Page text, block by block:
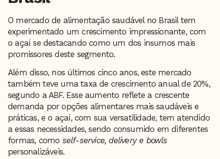
O mercado de alimentação saudável no Brasil tem
experimentado um crescimento impressionante, com
o açaí se destacando como um dos insumos mais
promissores deste segmento.
Além disso, nos últimos cinco anos, este mercado
também teve uma taxa de crescimento anual de 20%,
segundo a ABF. Esse aumento reflete a crescente
demanda por opções alimentares mais saudáveis e
práticas, e o açaí, com sua versatilidade, tem atendido
a essas necessidades, sendo consumido em diferentes
formas, como self-service, delivery e bowls
personalizáveis.